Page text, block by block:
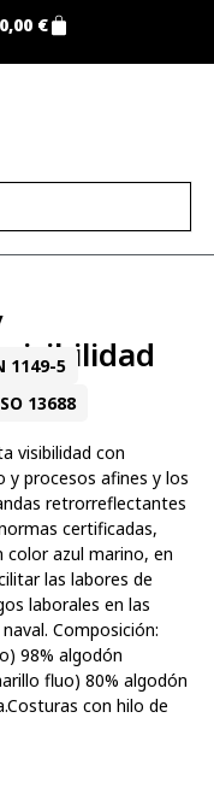
0,00 €
1149-5
13688
visibilidad con
procesos afines y los
retrorreflectantes
certificadas,
color azul marino, en
las labores de
laborales en las
Composición:
98% algodón
fluo) 80% algodón
con hilo de